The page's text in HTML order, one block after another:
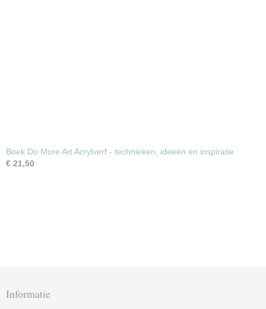
Boek Do More Art Acrylverf - technieken, ideeën en inspiratie
€ 21,50
Informatie